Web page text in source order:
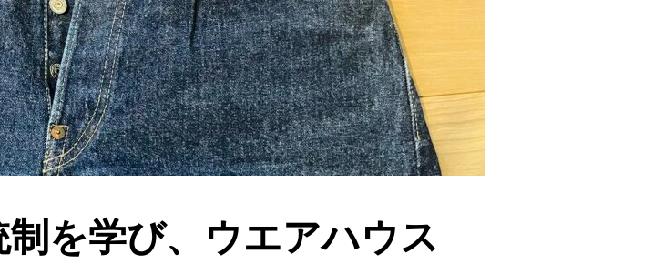
を学び、ウエアハウス